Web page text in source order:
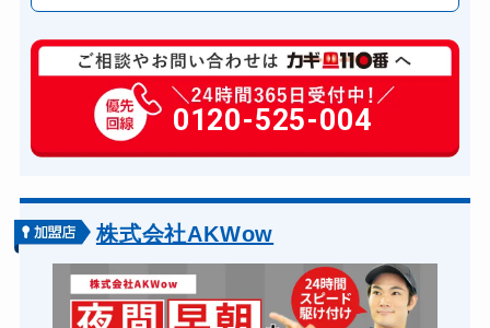
玄関カギ修理 6,600円～(税込)
玄関カギ作成 14,300円～(税込)
玄関カギ交換 14,300円～(税込)
バイクカギ開け
バイクカギ作成 16,500円～(税込)
スーツケースカギ開け 8,800円～(税込)
0120-525-004
株式会社AKWow